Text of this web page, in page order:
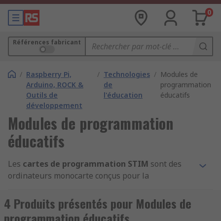
0
Références fabricant
/ Raspberry Pi,
Arduino, ROCK &
Outils de
développement
/ Technologies
de
l'éducation
/ Modules de
programmation
éducatifs
Modules de programmation
éducatifs
Les cartes de programmation STIM sont des
ordinateurs monocarte conçus pour la
par une conception compacte qui intègre un large
choix de modules électroniques.
4 Produits présentés pour Modules de